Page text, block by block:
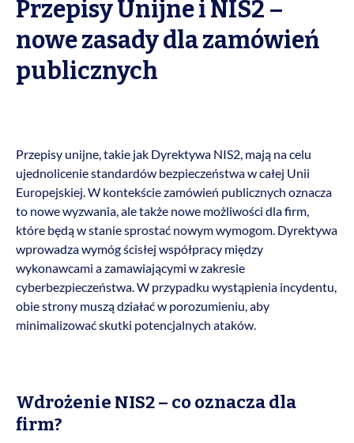
Przepisy Unijne i NIS2 –
nowe zasady dla zamówień
publicznych
Przepisy unijne, takie jak Dyrektywa NIS2, mają na celu
ujednolicenie standardów bezpieczeństwa w całej Unii
Europejskiej. W kontekście zamówień publicznych oznacza
to nowe wyzwania, ale także nowe możliwości dla firm,
które będą w stanie sprostać nowym wymogom. Dyrektywa
wprowadza wymóg ścisłej współpracy między
wykonawcami a zamawiającymi w zakresie
cyberbezpieczeństwa. W przypadku wystąpienia incydentu,
obie strony muszą działać w porozumieniu, aby
minimalizować skutki potencjalnych ataków.
Wdrożenie NIS2 – co oznacza dla
firm?